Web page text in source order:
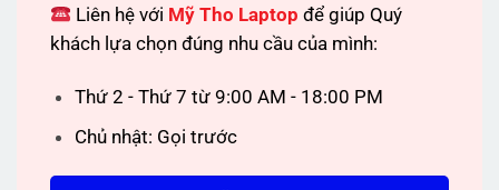
Liên hệ với Mỹ Tho Laptop để giúp Quý
khách lựa chọn đúng nhu cầu của mình:
Thứ 2 - Thứ 7 từ 9:00 AM - 18:00 PM
Chủ nhật: Gọi trước